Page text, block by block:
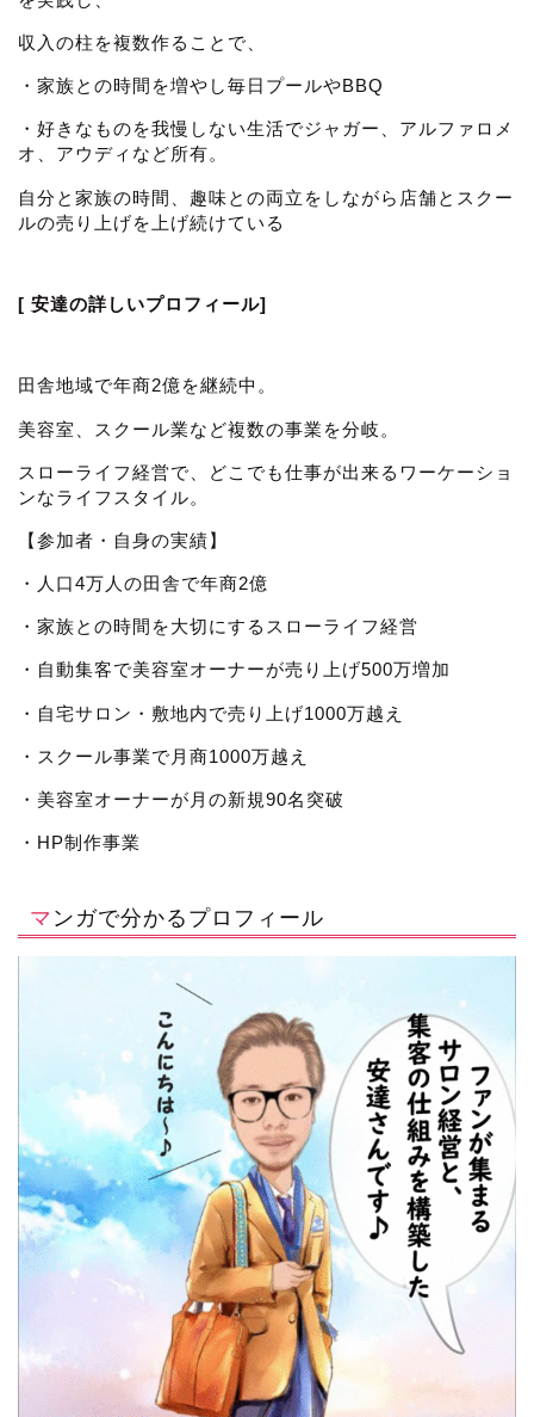
収入の柱を複数作ることで、
・家族との時間を増やし毎日プールやBBQ
・好きなものを我慢しない生活でジャガー、アルファロメ
オ、アウディなど所有。
自分と家族の時間、趣味との両立をしながら店舗とスクー
ルの売り上げを上げ続けている
[ 安達の詳しいプロフィール]
田舎地域で年商2億を継続中。
美容室、スクール業など複数の事業を分岐。
スローライフ経営で、どこでも仕事が出来るワーケーショ
ンなライフスタイル。
【参加者・自身の実績】
・人口4万人の田舎で年商2億
・家族との時間を大切にするスローライフ経営
・自動集客で美容室オーナーが売り上げ500万増加
・自宅サロン・敷地内で売り上げ1000万越え
・スクール事業で月商1000万越え
・美容室オーナーが月の新規90名突破
・HP制作事業
マンガで分かるプロフィール